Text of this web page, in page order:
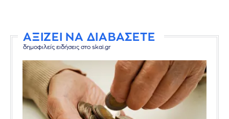
ΑΞΙΖΕΙ ΝΑ ΔΙΑΒΑΣΕΤΕ
δημοφιλείς ειδήσεις στο skai.gr